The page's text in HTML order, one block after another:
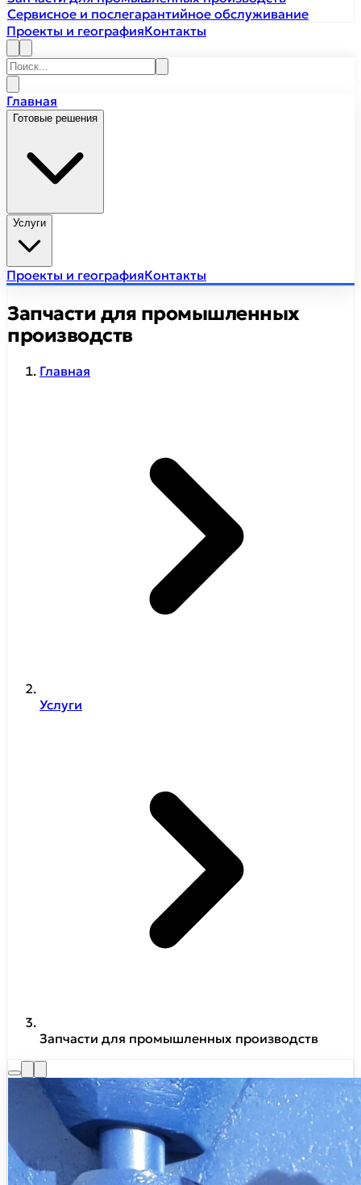
Сервисное и послегарантийное обслуживание
Проекты и географияКонтакты
Главная
Готовые решения
Услуги
Проекты и географияКонтакты
Запчасти для промышленных
производств
Главная
Услуги
Запчасти для промышленных производств